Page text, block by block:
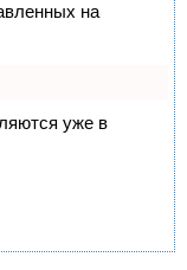
на
уже в